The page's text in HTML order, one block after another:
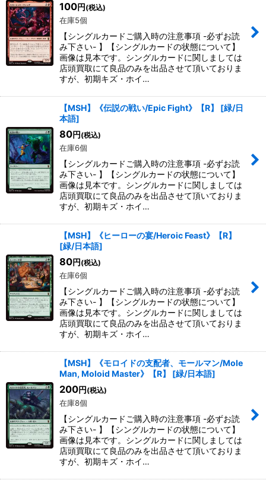
100円 (税込)
在庫5個
【シングルカードご購入時の注意事項 -必ずお読
み下さい- 】【シングルカードの状態について】
画像は見本です。シングルカードに関しましては
店頭買取にて良品のみを出品させて頂いておりま
すが、初期キズ・ホイ…
【MSH】《伝説の戦い/Epic Fight》【R】 [緑/日
本語]
80円 (税込)
在庫6個
【シングルカードご購入時の注意事項 -必ずお読
み下さい- 】【シングルカードの状態について】
画像は見本です。シングルカードに関しましては
店頭買取にて良品のみを出品させて頂いておりま
すが、初期キズ・ホイ…
【MSH】《ヒーローの宴/Heroic Feast》【R】
[緑/日本語]
80円 (税込)
在庫6個
【シングルカードご購入時の注意事項 -必ずお読
み下さい- 】【シングルカードの状態について】
画像は見本です。シングルカードに関しましては
店頭買取にて良品のみを出品させて頂いておりま
すが、初期キズ・ホイ…
【MSH】《モロイドの支配者、モールマン/Mole
Man, Moloid Master》【R】
[緑/日本語]
200円 (税込)
在庫8個
【シングルカードご購入時の注意事項 -必ずお読
み下さい- 】【シングルカードの状態について】
画像は見本です。シングルカードに関しましては
店頭買取にて良品のみを出品させて頂いておりま
すが、初期キズ・ホイ…